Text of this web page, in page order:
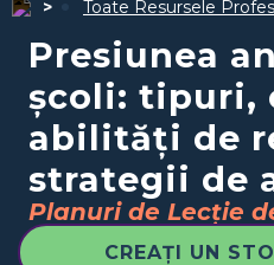
Toate Resursele
Presiunea
școli: tipuri,
abilități de
strategii de
Planuri de Lecție
CREAȚI UN